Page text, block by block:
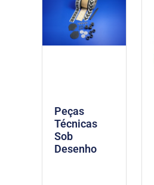
Peças
Técnicas
Sob
Desenho